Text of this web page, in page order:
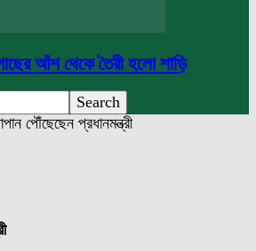
আঁশ থেকে তৈরী হলো শাড়ি
পৌঁছেছেন প্রধানমন্ত্রী